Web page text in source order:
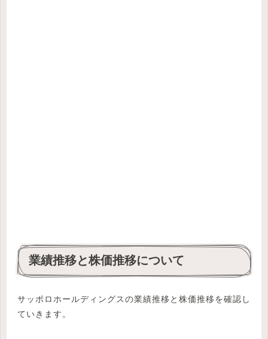
業績推移と株価推移について
サッポロホールディングスの業績推移と株価推移を確認し
ていきます。